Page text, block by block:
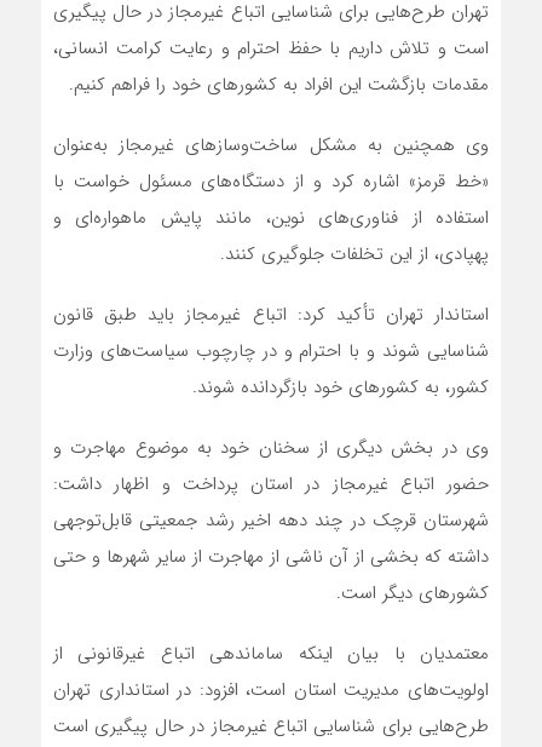
تهران طرح‌هایی برای شناسایی اتباع غیرمجاز در حال پیگیری
است و تلاش داریم با حفظ احترام و رعایت کرامت انسانی،
مقدمات بازگشت این افراد به کشورهای خود را فراهم کنیم.
وی همچنین به مشکل ساخت‌وسازهای غیرمجاز به‌عنوان
«خط قرمز» اشاره کرد و از دستگاه‌های مسئول خواست با
استفاده از فناوری‌های نوین، مانند پایش ماهواره‌ای و
پهپادی، از این تخلفات جلوگیری کنند.
استاندار تهران تأکید کرد: اتباع غیرمجاز باید طبق قانون
شناسایی شوند و با احترام و در چارچوب سیاست‌های وزارت
کشور، به کشورهای خود بازگردانده شوند.
وی در بخش دیگری از سخنان خود به موضوع مهاجرت و
حضور اتباع غیرمجاز در استان پرداخت و اظهار داشت:
شهرستان قرچک در چند دهه اخیر رشد جمعیتی قابل‌توجهی
داشته که بخشی از آن ناشی از مهاجرت از سایر شهرها و حتی
کشورهای دیگر است.
معتمدیان با بیان اینکه ساماندهی اتباع غیرقانونی از
اولویت‌های مدیریت استان است، افزود: در استانداری تهران
طرح‌هایی برای شناسایی اتباع غیرمجاز در حال پیگیری است